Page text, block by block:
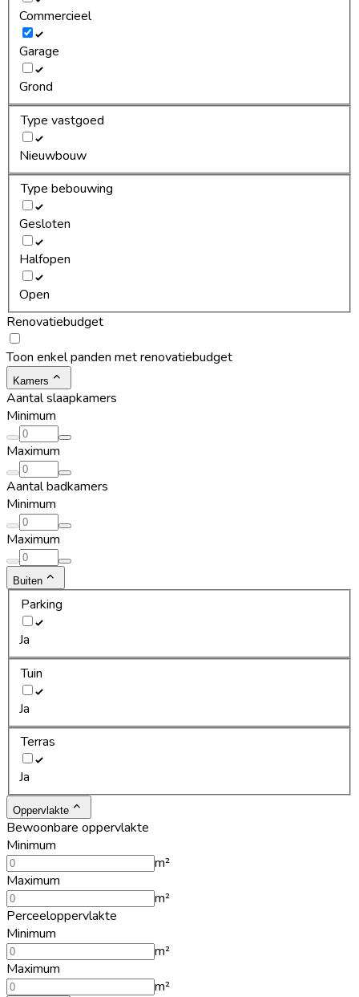
Commercieel
Garage
Grond
Type vastgoed
Nieuwbouw
Type bebouwing
Gesloten
Halfopen
Open
Renovatiebudget
Toon enkel panden met renovatiebudget
Kamers
Aantal slaapkamers
Minimum
Maximum
Aantal badkamers
Minimum
Maximum
Buiten
Parking
Ja
Tuin
Ja
Terras
Ja
Oppervlakte
Bewoonbare oppervlakte
Minimum
m²
Maximum
m²
Perceeloppervlakte
Minimum
m²
Maximum
m²